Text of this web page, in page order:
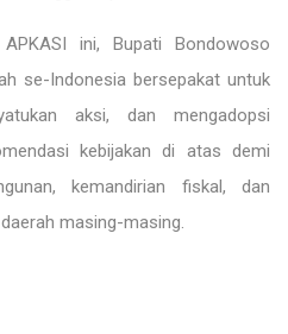
ini, Bupati Bondowoso
se-Indonesia bersepakat untuk
aksi, dan mengadopsi
kebijakan di atas demi
kemandirian fiskal, dan
masing-masing.